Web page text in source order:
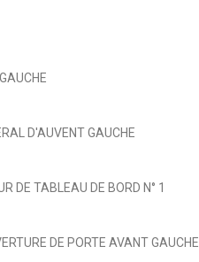
D'AUVENT GAUCHE
DE TABLEAU DE BORD N° 1
DE PORTE AVANT GAUCHE